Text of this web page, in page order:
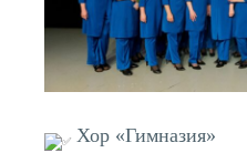
Хор «Гимназия»